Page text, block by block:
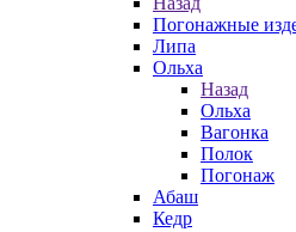
Погонажные
Липа
Ольха
Назад
Ольха
Вагонка
Полок
Погонаж
Абаш
Кедр